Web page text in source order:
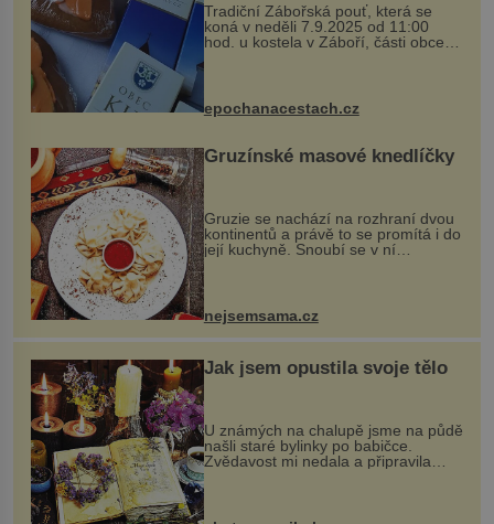
Tradiční Zábořská pouť, která se
koná v neděli 7.9.2025 od 11:00
hod. u kostela v Záboří, části obce
Kly u Mělníka. V programu naleznete
komentovanou prohlídku kostela,
epochanacestach.cz
Gruzínské masové knedlíčky
Gruzie se nachází na rozhraní dvou
kontinentů a právě to se promítá i do
její kuchyně. Snoubí se v ní
evropské a asijské chutě a díky tomu
vznikají rozmanité a chuťově bohaté
pokrmy, které rozhodně st...
nejsemsama.cz
Jak jsem opustila svoje tělo
U známých na chalupě jsme na půdě
našli staré bylinky po babičce.
Zvědavost mi nedala a připravila
jsem si z nich lektvar… Zimní pobyt
na chalupě se pro mě vlastní vinou
změnil v děsivý zážitek, na kt...